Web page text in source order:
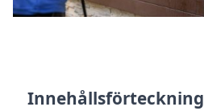
Innehållsförteckning